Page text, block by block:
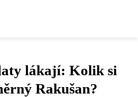
lákají: Kolik si
Rakušan?